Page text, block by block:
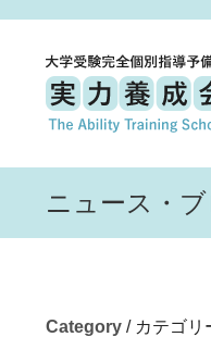
ニュース・
Category / カテゴリ